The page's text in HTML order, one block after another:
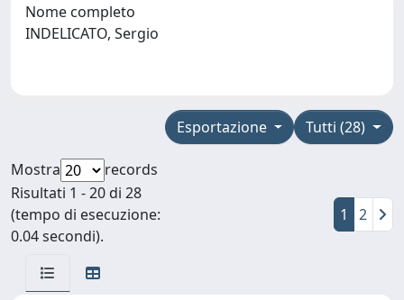
Nome completo
INDELICATO, Sergio
Tutti (28)
Esportazione
Mostra
records
Risultati 1 - 20 di 28
(tempo di esecuzione:
0.04 secondi).
1 2